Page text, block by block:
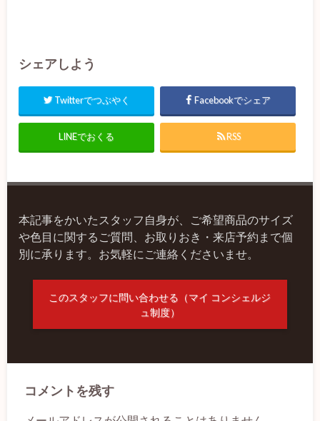
シェアしよう
Twitterでつぶやく Facebookでシェア
LINEでおくる RSS
本記事をかいたスタッフ自身が、ご希望商品のサイズ
や色目に関するご質問、お取りおき・来店予約まで個
別に承ります。お気軽にご連絡くださいませ。
このスタッフに問い合わせる（マイ コンシェルジ
ュ制度）
コメントを残す